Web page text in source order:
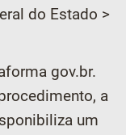
do Estado >
gov.br.
a
um